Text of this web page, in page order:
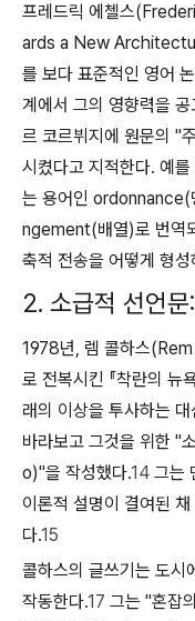
프레드릭 에첼스
ards a New
를 보다 표준적인 영어
계에서 그의 영향력을 공
르 코르뷔지에 원문의 "
시켰다고 지적한다. 예
는 용어인 ordonnance(
ngement(배열)로 번역
축적 전송을 어떻게 형
2. 소급적 선언문:
1978년, 렘 콜하스
로 전복시킨 『착란의
래의 이상을 투사하는
바라보고 그것을 위한
o)"을 작성했다.14 그는
이론적 설명이 결여된
다.15
콜하스의 글쓰기는 도
작동한다.17 그는 "혼잡